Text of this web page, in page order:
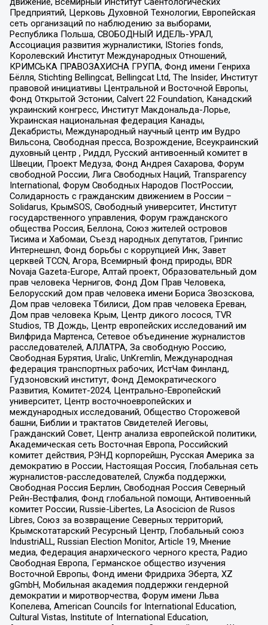
Предприятий, Церковь Духовной Технологии, Европейская
сеть организаций по наблюдению за выборами,
Республика Польша, СВОБОДНЫЙ ИДЕЛЬ-УРАЛ,
Ассоциация развития журналистики, IStories fonds,
Королевский Институт Международных Отношений,
КРИМСЬКА ПРАВОЗАХИСНА ГРУПА, Фонд имени Генриха
Бёлля, Stichting Bellingcat, Bellingcat Ltd, The Insider, Институт
правовой инициативы Центральной и Восточной Европы,
Фонд Открытой Эстонии, Calvert 22 Foundation, Канадский
украинский конгресс, Институт Макдональда-Лорье,
Украинская национальная федерация Канады,
Декабристы, Международный научный центр им Вудро
Вильсона, Свободная пресса, Возрождение, Всеукраинский
духовный центр , Риддл, Русский антивоенный комитет в
Швеции, Проект Медуза, Фонд Андрея Сахарова, Форум
свободной России, Лига Свободных Наций, Transparеncy
International, Форум Свободных Народов ПостРоссии,
Солидарность с гражданским движением в России –
Solidarus, КрымSOS, Свободный университет, Институт
государственного управления, Форум гражданского
общества Россия, Беллона, Союз жителей островов
Тисима и Хабомаи, Съезд народных депутатов, Гринпис
Интернешнл, Фонд борьбы с коррупцией Инк, Завет
церквей TCCN, Агора, Всемирный фонд природы, BDR
Novaja Gazeta-Europe, Алтай проект, Образовательный дом
прав человека Чернигов, Фонд Дом Прав Человека,
Белорусский дом прав человека имени Бориса Звозскова,
Дом прав человека Тбилиси, Дом прав человека Ереван,
Дом прав человека Крым, Центр дикого лосося, TVR
Studios, ТВ Дождь, Центр европейских исследований им
Вилфрида Мартенса, Сетевое объединение журналистов
расследователей, АЛЛАТРА, За свободную Россию,
Свободная Бурятия, Uralic, UnKremlin, Международная
федерация транспортных рабочих, ИстЧам Финланд,
Гудзоновский институт, Фонд Демократического
Развития, Комитет-2024, Центрально-Европейский
университет, Центр восточноевропейских и
международных исследований, Общество Сторожевой
башни, Библии и трактатов Свидетелей Иеговы,
Гражданский Совет, Центр анализа европейской политики,
Академическая сеть Восточная Европа, Российский
комитет действия, РЭНД корпорейшн, Русская Америка за
демократию в России, Настоящая Россия, Глобальная сеть
журналистов-расследователей, Служба поддержки,
Свободная Россия Берлин, Свободная Россия Северный
Рейн-Вестфалия, Фонд глобальной помощи, Антивоенный
комитет России, Russie-Libertes, La Asocicion de Rusos
Libres, Союз за возвращение Северных территорий,
Крымскотатарский Ресурсный Центр, Глобальный союз
IndustriALL, Russian Election Monitor, Article 19, Мнение
медиа, Федерация анархического черного креста, Радио
Свободная Европа, Германское общество изучения
Восточной Европы, Фонд имени Фридриха Эберта, XZ
gGmbH, Мобильная академия поддержки гендерной
демократии и миротворчества, Форум имени Льва
Копелева, American Councils for International Education,
Cultural Vistas, Institute of International Education,